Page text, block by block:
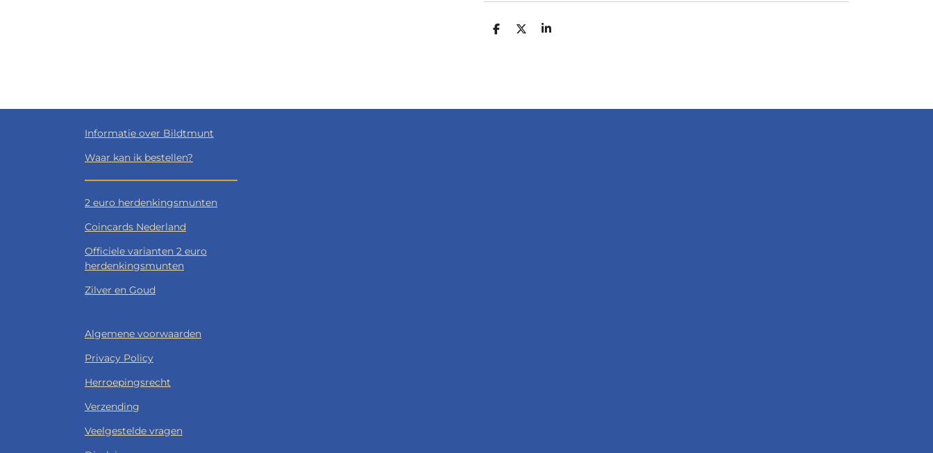
D
D
S
Informatie over Bildtmunt
Waar kan ik bestellen?
2 euro herdenkingsmunten
Coincards Nederland
Officiele varianten 2 euro
herdenkingsmunten
Zilver en Goud
Algemene voorwaarden
Privacy Policy
Herroepingsrecht
Verzending
Veelgestelde vragen